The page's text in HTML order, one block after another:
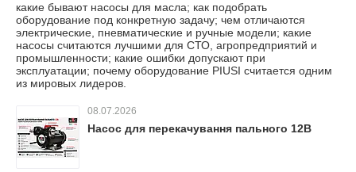
какие бывают насосы для масла; как подобрать
оборудование под конкретную задачу; чем отличаются
электрические, пневматические и ручные модели; какие
насосы считаются лучшими для СТО, агропредприятий и
промышленности; какие ошибки допускают при
эксплуатации; почему оборудование PIUSI считается одним
из мировых лидеров.
08.07.2026
Насос для перекачування пального 12В